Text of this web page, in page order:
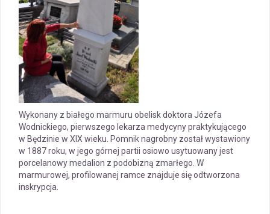
Wykonany z białego marmuru obelisk doktora Józefa
Wodnickiego, pierwszego lekarza medycyny praktykującego
w Będzinie w XIX wieku. Pomnik nagrobny został wystawiony
w 1887 roku, w jego górnej partii osiowo usytuowany jest
porcelanowy medalion z podobizną zmarłego. W
marmurowej, profilowanej ramce znajduje się odtworzona
inskrypcja.